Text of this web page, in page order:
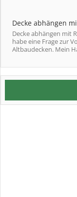
Decke abhängen
Decke abhängen mit
habe eine Frage zur
Altbaudecken. Mein